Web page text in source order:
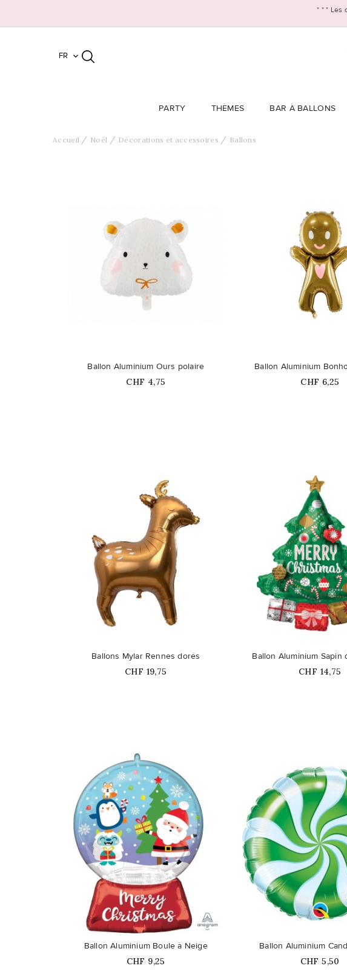
* * * Les
FR 
PARTY THÈMES BAR À BALLONS
Accueil Noël Décorations et accessoires Ballons
Ballon Aluminium Ours polaire
Prix
CHF 4,75
Ballon Aluminium
Prix
CHF 6,25
Ballons Mylar Rennes dorés
Prix
CHF 19,75
Ballon Aluminium Sapin
Prix
CHF 14,75
Ballon Aluminium Boule à Neige
Prix
CHF 9,25
Ballon Aluminium
Prix
CHF 5,50